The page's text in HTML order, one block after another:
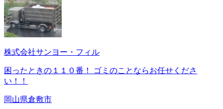
株式会社サンヨー・フィル
困ったときの１１０番！ ゴミのことならお任せくださ
い！！
岡山県倉敷市